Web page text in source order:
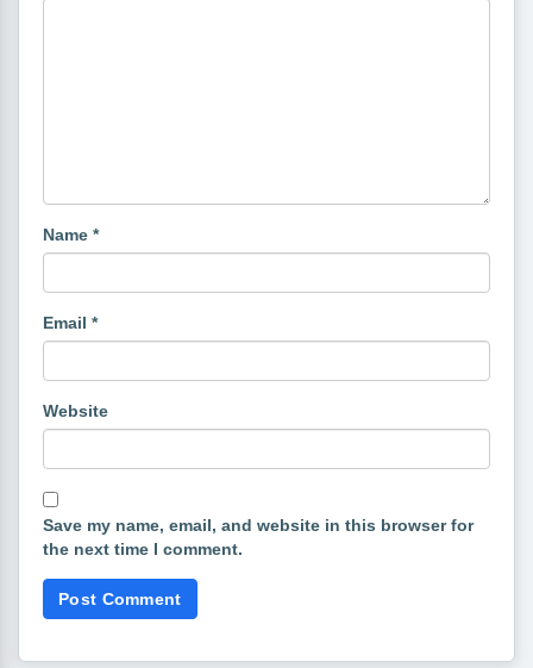
Name *
Email *
Website
Save my name, email, and website in this browser for
the next time I comment.